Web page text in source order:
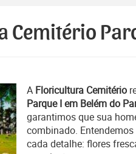
Cemitério
A Floricultura Cemitério
Parque I em Belém do
garantimos que sua
combinado.
cada detalhe: flores